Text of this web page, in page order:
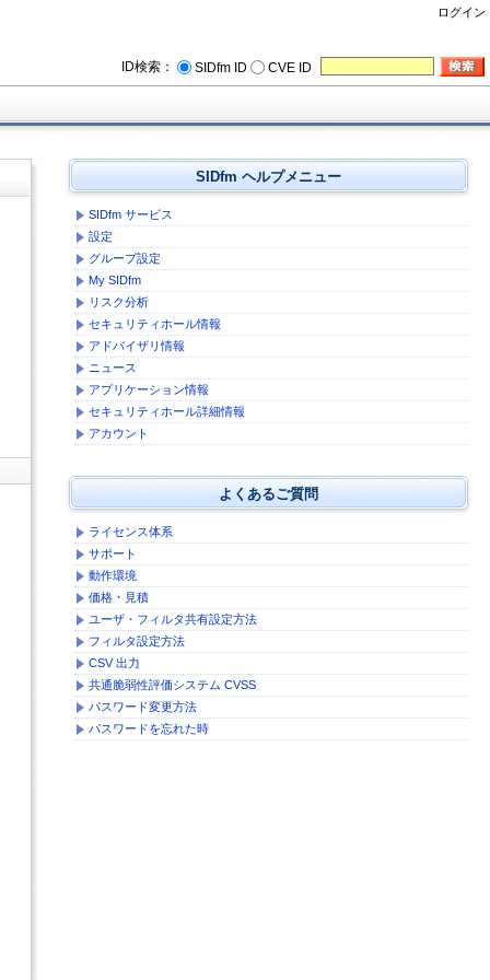
ログイン
ID検索： SIDfm ID CVE ID
SIDfm ヘルプメニュー
SIDfm サービス
設定
グループ設定
My SIDfm
リスク分析
セキュリティホール情報
アドバイザリ情報
ニュース
アプリケーション情報
セキュリティホール詳細情報
アカウント
よくあるご質問
ライセンス体系
サポート
動作環境
価格・見積
ユーザ・フィルタ共有設定方法
フィルタ設定方法
CSV 出力
共通脆弱性評価システム CVSS
パスワード変更方法
パスワードを忘れた時